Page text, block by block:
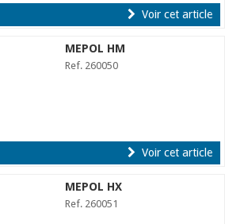
Voir cet article
MEPOL HM
Ref. 260050
Voir cet article
MEPOL HX
Ref. 260051